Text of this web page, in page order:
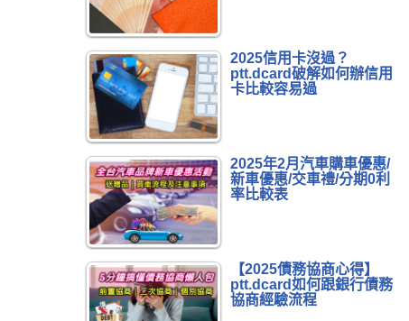
2025信用卡沒過？
ptt.dcard破解如何辦信用
卡比較容易過
2025年2月汽車購車優惠/
新車優惠/交車禮/分期0利
率比較表
【2025債務協商心得】
ptt.dcard如何跟銀行債務
協商經驗流程